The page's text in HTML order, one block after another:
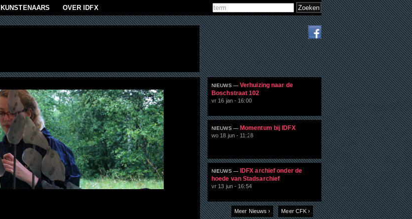
KUNSTENAARS OVER IDFX Zoekveld
Zoeken
NIEUWS — Verhuizing naar de
Boschstraat 102
vr 16 jan - 16:00
NIEUWS — Momentum bij IDFX
wo 18 jun - 11:28
NIEUWS —
IDFX archief onder de
hoede van Stadsarchief
vr 13 jun - 16:54
Meer Nieuws › Meer CFK ›